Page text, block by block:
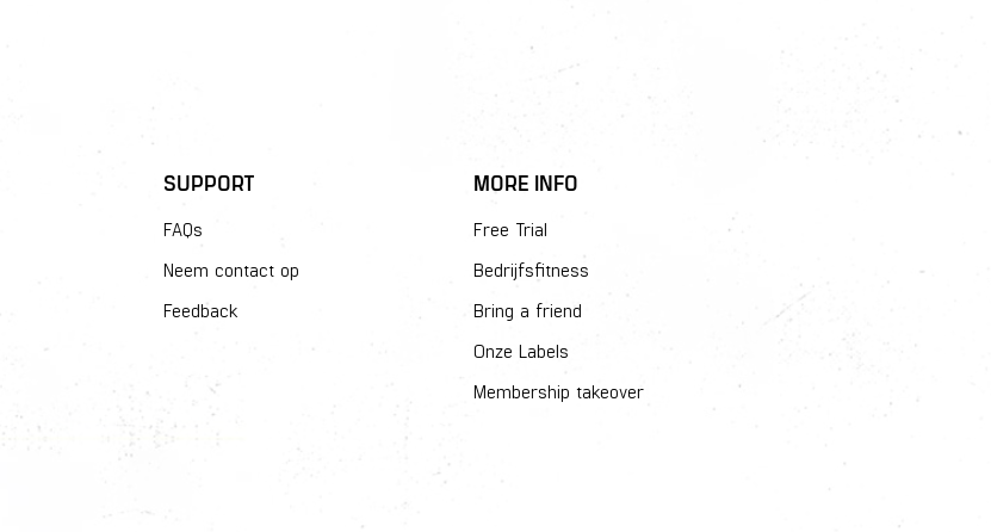
SUPPORT
FAQs
Neem contact op
Feedback
MORE INFO
Free Trial
Bedrijfsfitness
Bring a friend
Onze Labels
Membership takeover